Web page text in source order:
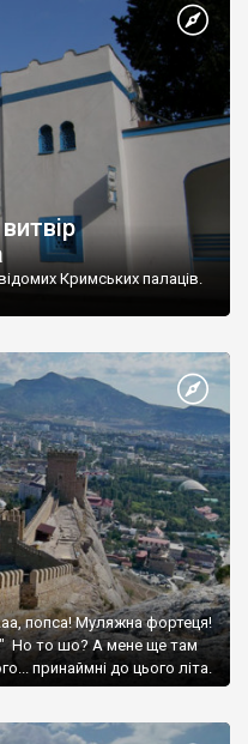
Кримських палаців.
попса! Муляжна фортеця!
Но то шо? А мене ще там
принаймні до цього літа.